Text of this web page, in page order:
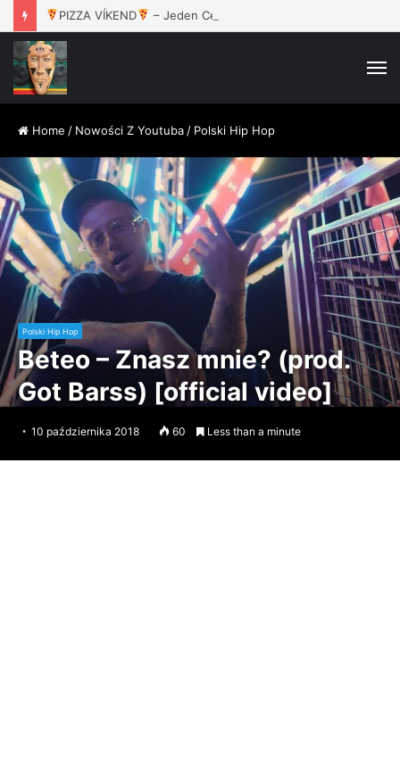
PIZZA VÍKEND – Jeden Celek / 16.8. / Rokáč Jablunkov
Home / Nowości Z Youtuba / Polski Hip Hop
Polski Hip Hop
Beteo – Znasz mnie? (prod.
Got Barss) [official video]
10 października 2018 60 Less than a minute